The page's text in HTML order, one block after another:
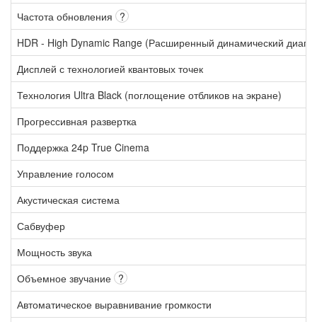
Частота обновления ?
HDR - High Dynamic Range (Расширенный динамический
Дисплей с технологией квантовых точек
Технология Ultra Black (поглощение отбликов на экране)
Прогрессивная развертка
Поддержка 24p True Cinema
Управление голосом
Акустическая система
Сабвуфер
Мощность звука
Объемное звучание ?
Автоматическое выравнивание громкости